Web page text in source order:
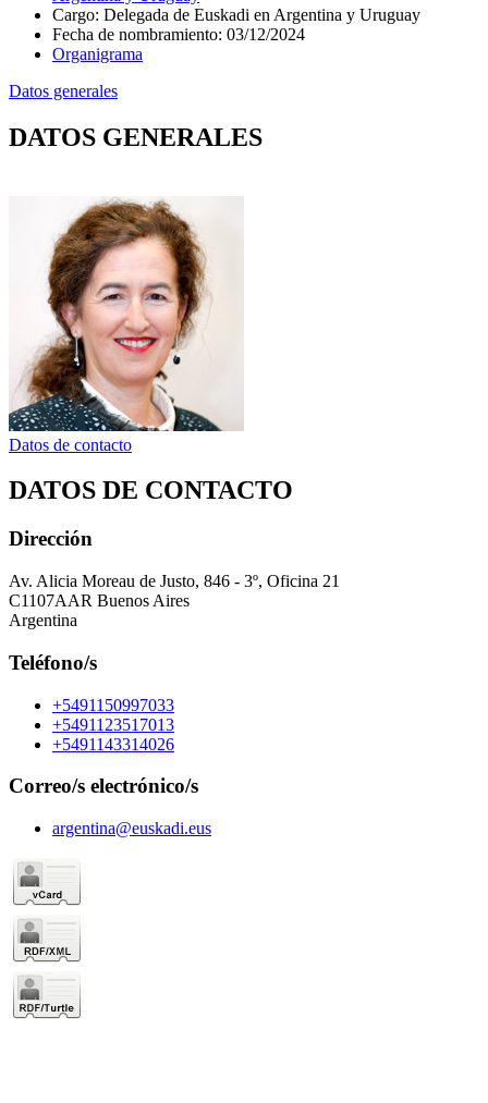
Cargo: Delegada de Euskadi en Argentina y Uruguay
Fecha de nombramiento: 03/12/2024
Organigrama
Datos generales
DATOS GENERALES
Datos de contacto
DATOS DE CONTACTO
Dirección
Av. Alicia Moreau de Justo, 846 - 3º, Oficina 21
C1107AAR Buenos Aires
Argentina
Teléfono/s
+5491150997033
+5491123517013
+5491143314026
Correo/s electrónico/s
argentina@euskadi.eus